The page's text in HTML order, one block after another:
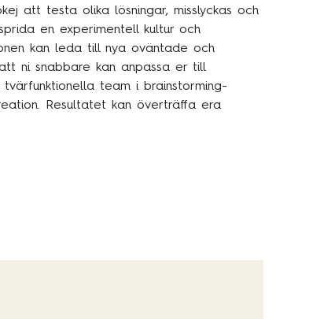
att testa olika lösningar, misslyckas och
en experimentell kultur och
kan leda till nya oväntade och
ni snabbare kan anpassa er till
team i brainstorming-
Resultatet kan överträffa era